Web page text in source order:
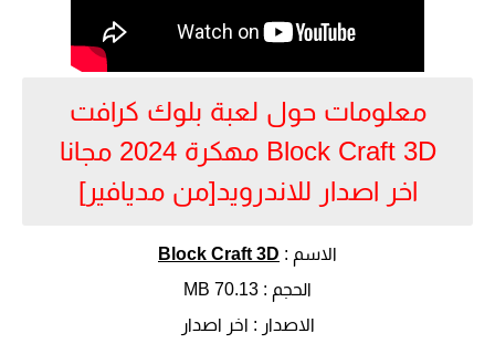
معلومات حول لعبة بلوك كرافت
Block Craft 3D مهكرة 2024 مجانا
اخر اصدار للاندرويد[من مديافير]
الاسم : Block Craft 3D
الحجم : 70.13 MB
الاصدار : اخر اصدار